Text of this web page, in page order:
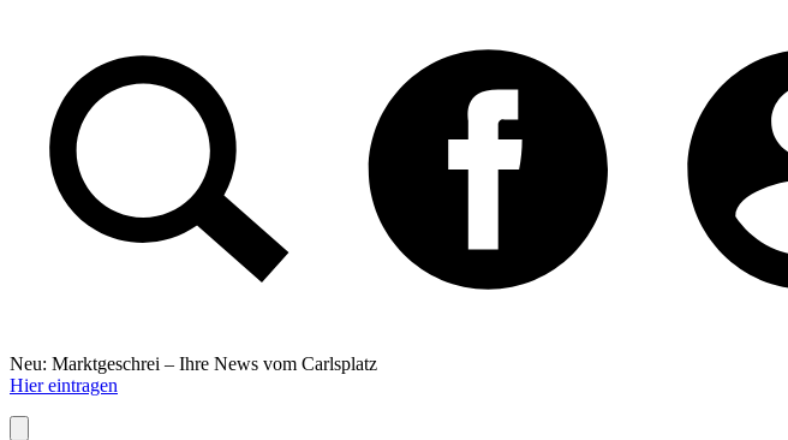
Neu: Marktgeschrei – Ihre News vom Carlsplatz
Hier eintragen